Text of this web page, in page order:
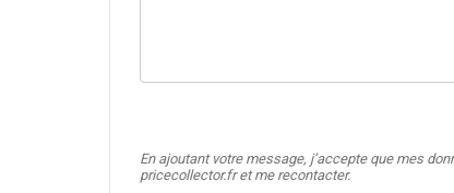
En ajoutant votre message, j’accepte que mes
pricecollector.fr et me recontacter.